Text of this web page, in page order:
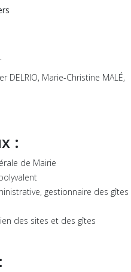
DELRIO, Marie-Christine MALÉ,
:
de Mairie
gestionnaire des gîtes
des sites et des gîtes